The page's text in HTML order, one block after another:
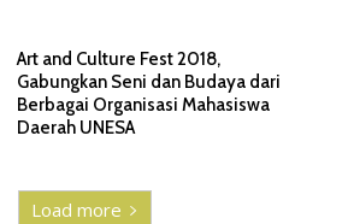
Art and Culture Fest 2018,
Gabungkan Seni dan Budaya dari
Berbagai Organisasi Mahasiswa
Daerah UNESA
Load more